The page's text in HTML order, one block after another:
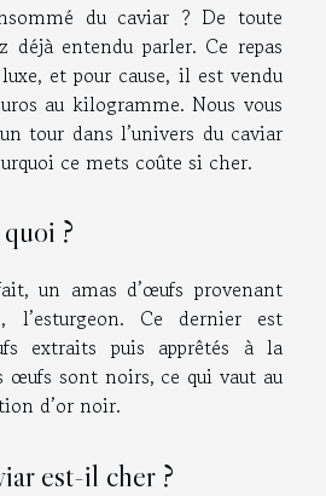
du caviar ? De toute
déjà entendu parler. Ce repas
et pour cause, il est vendu
au kilogramme. Nous vous
tour dans l’univers du caviar
ce mets coûte si cher.
?
un amas d’œufs provenant
l’esturgeon. Ce dernier est
extraits puis apprêtés à la
œufs sont noirs, ce qui vaut au
d’or noir.
est-il cher ?